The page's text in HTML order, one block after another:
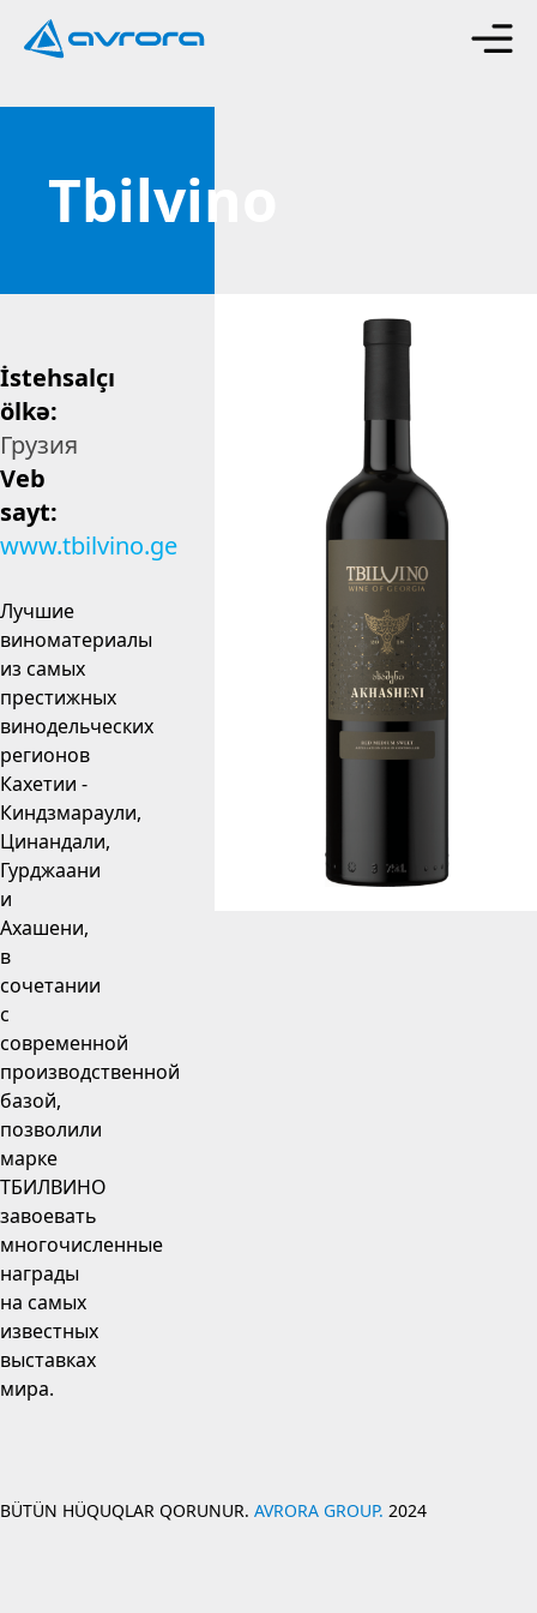
Tbilvino
İstehsalçı
ölkə:
Грузия
Veb
sayt:
www.tbilvino.ge
Лучшие
виноматериалы
из самых
престижных
винодельческих
регионов
Кахетии -
Киндзмараули,
Цинандали,
Гурджаани
и
Ахашени,
в
сочетании
с
современной
производственной
базой,
позволили
марке
ТБИЛВИНО
завоевать
многочисленные
награды
на самых
известных
выставках
мира.
BÜTÜN HÜQUQLAR QORUNUR. AVRORA GROUP. 2024